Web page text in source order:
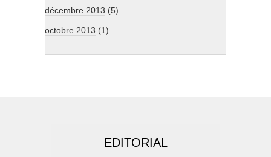
décembre 2013 (5)
octobre 2013 (1)
EDITORIAL